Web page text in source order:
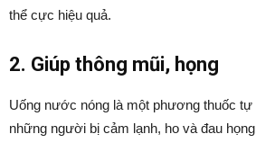
thể cực hiệu quả.
2. Giúp thông mũi, họng
Uống nước nóng là một phương thuốc
những người bị cảm lạnh, ho và đau